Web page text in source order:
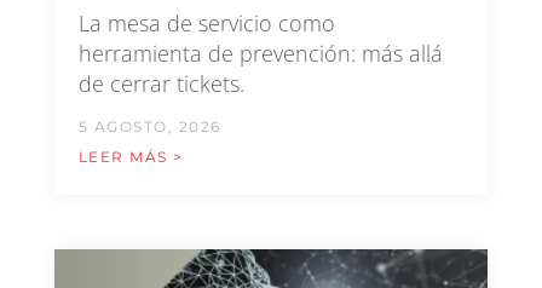
La mesa de servicio como
herramienta de prevención: más allá
de cerrar tickets.
5 AGOSTO, 2026
LEER MÁS >